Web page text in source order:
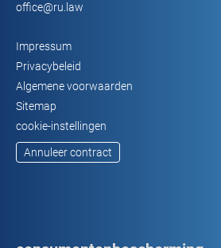
office@ru.law
Impressum
Privacybeleid
Algemene voorwaarden
Sitemap
cookie-instellingen
Annuleer contract